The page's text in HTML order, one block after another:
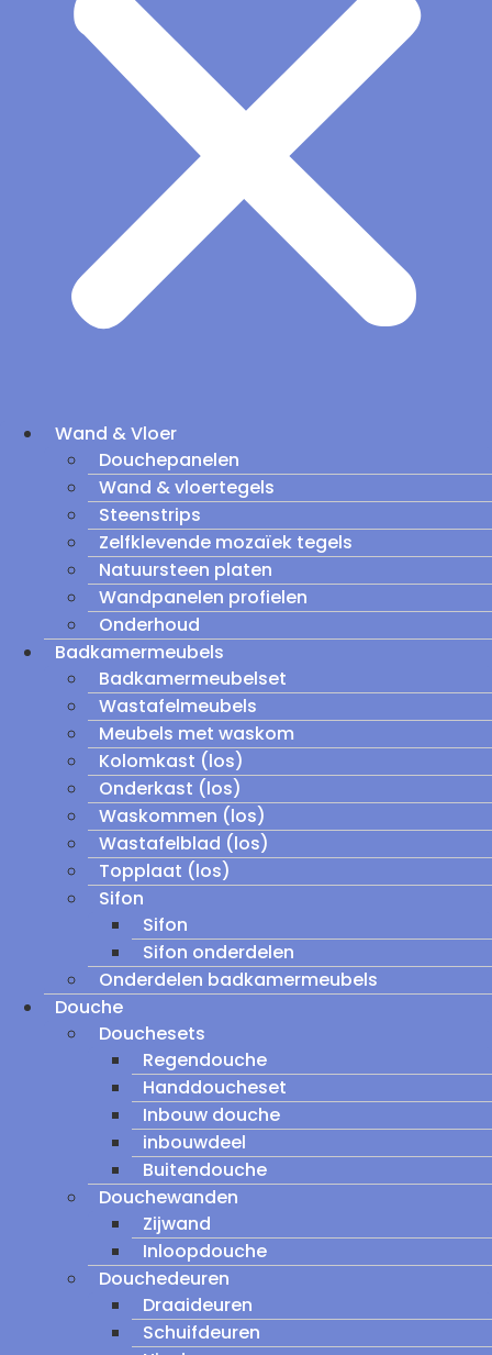
Wand & Vloer
Douchepanelen
Wand & vloertegels
Steenstrips
Zelfklevende mozaïek tegels
Natuursteen platen
Wandpanelen profielen
Onderhoud
Badkamermeubels
Badkamermeubelset
Wastafelmeubels
Meubels met waskom
Kolomkast (los)
Onderkast (los)
Waskommen (los)
Wastafelblad (los)
Topplaat (los)
Sifon
Sifon
Sifon onderdelen
Onderdelen badkamermeubels
Douche
Douchesets
Regendouche
Handdoucheset
Inbouw douche
inbouwdeel
Buitendouche
Douchewanden
Zijwand
Inloopdouche
Douchedeuren
Draaideuren
Schuifdeuren